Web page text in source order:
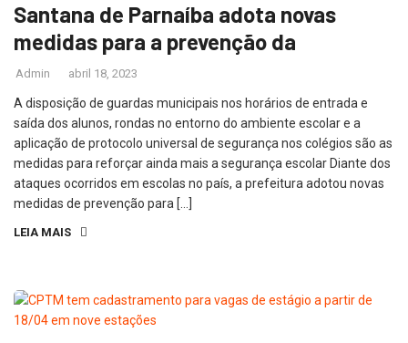
Santana de Parnaíba adota novas
medidas para a prevenção da
Admin abril 18, 2023
A disposição de guardas municipais nos horários de entrada e
saída dos alunos, rondas no entorno do ambiente escolar e a
aplicação de protocolo universal de segurança nos colégios são as
medidas para reforçar ainda mais a segurança escolar Diante dos
ataques ocorridos em escolas no país, a prefeitura adotou novas
medidas de prevenção para […]
LEIA MAIS